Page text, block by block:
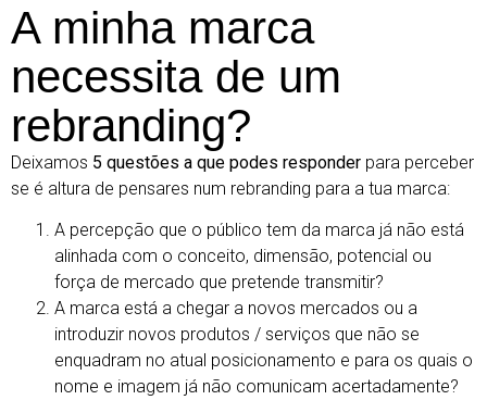
A minha marca
necessita de um
rebranding?
Deixamos 5 questões a que podes responder para perceber
se é altura de pensares num rebranding para a tua marca:
A percepção que o público tem da marca já não está
alinhada com o conceito, dimensão, potencial ou
força de mercado que pretende transmitir?
A marca está a chegar a novos mercados ou a
introduzir novos produtos / serviços que não se
enquadram no atual posicionamento e para os quais o
nome e imagem já não comunicam acertadamente?